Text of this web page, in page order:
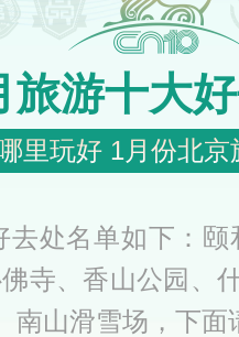
旅游十大
里玩好 1月份北
去处名单如下：
寺、香山公园、
南山滑雪场，下面